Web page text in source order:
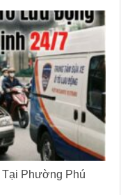
Phường Phú